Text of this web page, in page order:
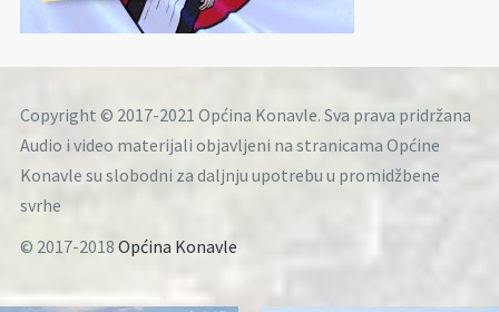
Copyright © 2017-2021 Općina Konavle. Sva prava pridržana
Audio i video materijali objavljeni na stranicama Općine
Konavle su slobodni za daljnju upotrebu u promidžbene
svrhe
© 2017-2018 Općina Konavle